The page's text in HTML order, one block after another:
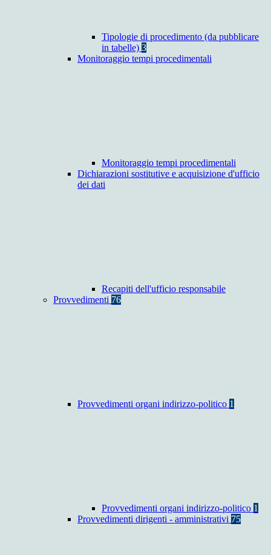
Tipologie di procedimento (da pubblicare
in tabelle) 3
Monitoraggio tempi procedimentali
Monitoraggio tempi procedimentali
Dichiarazioni sostitutive e acquisizione d'ufficio
dei dati
Recapiti dell'ufficio responsabile
Provvedimenti 76
Provvedimenti organi indirizzo-politico 1
Provvedimenti organi indirizzo-politico 1
Provvedimenti dirigenti - amministrativi 75